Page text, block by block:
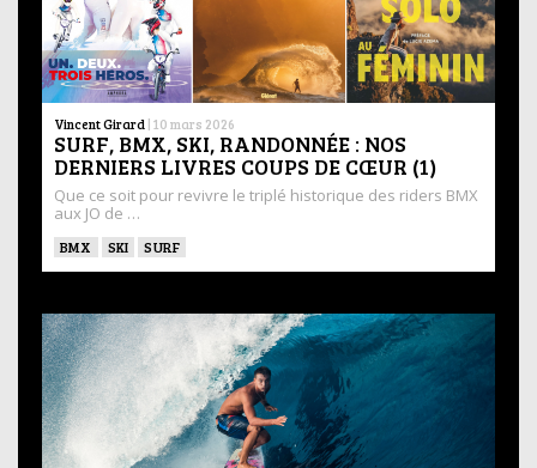
Vincent Girard | 10 mars 2026
SURF, BMX, SKI, RANDONNÉE : NOS
DERNIERS LIVRES COUPS DE CŒUR (1)
Que ce soit pour revivre le triplé historique des riders BMX
aux JO de …
BMX SKI SURF